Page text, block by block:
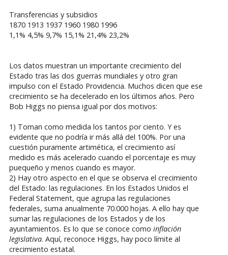
Transferencias y subsidios
1870 1913 1937 1960 1980 1996
1,1% 4,5% 9,7% 15,1% 21,4% 23,2%
Los datos muestran un importante crecimiento del
Estado tras las dos guerras mundiales y otro gran
impulso con el Estado Providencia. Muchos dicen que ese
crecimiento se ha decelerado en los últimos años. Pero
Bob Higgs no piensa igual por dos motivos:
1) Toman como medida los tantos por ciento. Y es
evidente que no podría ir más allá del 100%. Por una
cuestión puramente artimética, el crecimiento así
medido es más acelerado cuando el porcentaje es muy
puequeño y menos cuando es mayor.
2) Hay otro aspecto en el que se observa el crecimiento
del Estado: las regulaciones. En los Estados Unidos el
Federal Statement, que agrupa las regulaciones
federales, suma anualmente 70.000 hojas. A ello hay que
sumar las regulaciones de los Estados y de los
ayuntamientos. Es lo que se conoce como inflación
legislativa. Aquí, reconoce Higgs, hay poco límite al
crecimiento estatal.